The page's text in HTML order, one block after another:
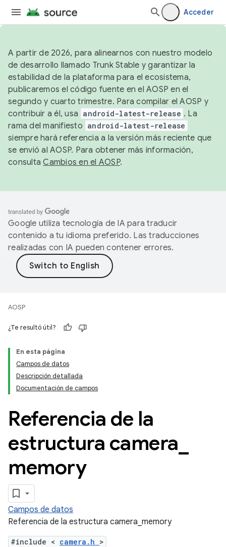
Acceder
A partir de 2026, para alinearnos con nuestro modelo
de desarrollo llamado Trunk Stable y garantizar la
estabilidad de la plataforma para el ecosistema,
publicaremos el código fuente en el AOSP en el
segundo y cuarto trimestre. Para compilar el AOSP y
contribuir a él, usa android-latest-release . La
rama del manifiesto android-latest-release
siempre hará referencia a la versión más reciente que
se envió al AOSP. Para obtener más información,
consultaCambios en el AOSP.
Google utiliza tecnología de IA para traducir
contenido a tu idioma preferido. Las traducciones
realizadas con IA pueden contener errores.
AOSP
¿Te resultó útil?
En esta página
Campos de datos
Descripción detallada
Documentación de campos
Referencia de la
estructura camera
memory
Campos de datos
Referencia de la estructura camera_memory
#include < camera.h >